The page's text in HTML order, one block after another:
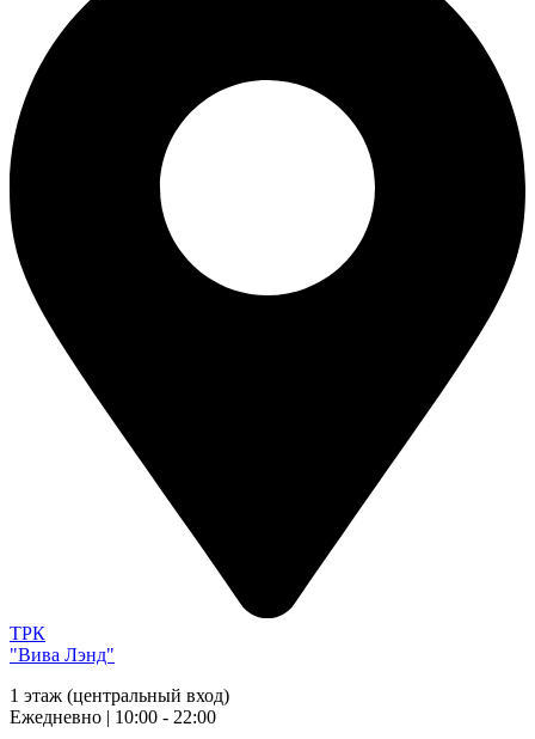
ТРК
"Вива Лэнд"
1 этаж (центральный вход)
Ежедневно | 10:00 - 22:00